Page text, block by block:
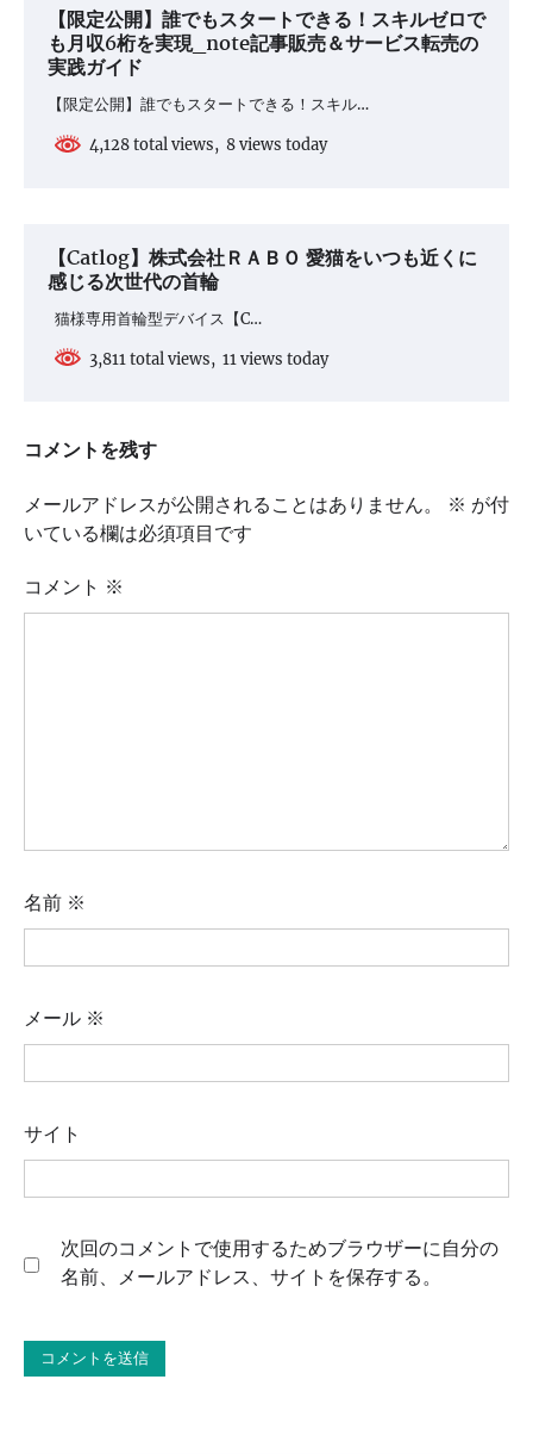
【限定公開】誰でもスタートできる！スキルゼロで
も月収6桁を実現_note記事販売＆サービス転売の
実践ガイド
【限定公開】誰でもスタートできる！スキル…
4,128 total views, 8 views today
【Catlog】株式会社ＲＡＢＯ 愛猫をいつも近くに
感じる次世代の首輪
猫様専用首輪型デバイス【C…
3,811 total views, 11 views today
コメントを残す
メールアドレスが公開されることはありません。 ※ が付
いている欄は必須項目です
コメント ※
名前 ※
メール ※
サイト
次回のコメントで使用するためブラウザーに自分の
名前、メールアドレス、サイトを保存する。